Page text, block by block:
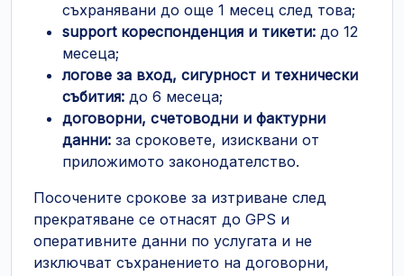
съхранявани до още 1 месец след това;
support кореспонденция и тикети: до 12
месеца;
логове за вход, сигурност и технически
събития: до 6 месеца;
договорни, счетоводни и фактурни
данни: за сроковете, изисквани от
приложимото законодателство.
Посочените срокове за изтриване след
прекратяване се отнасят до GPS и
оперативните данни по услугата и не
изключват съхранението на договорни,